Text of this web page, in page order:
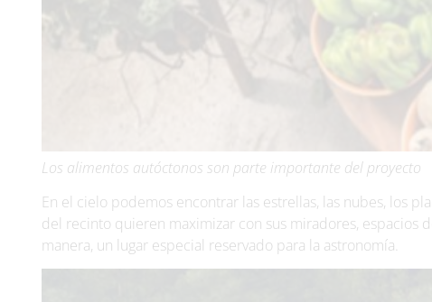
Los alimentos autóctonos son parte importante del proyecto
En el cielo podemos encontrar las estrellas, las nubes, los
del recinto quieren maximizar con sus miradores, espacios
manera, un lugar especial reservado para la astronomía.